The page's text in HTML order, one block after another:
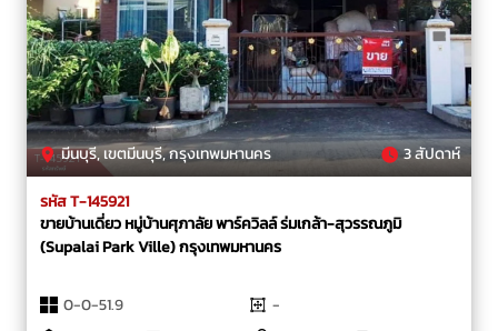
มีนบุรี, เขตมีนบุรี, กรุงเทพมหานคร 3 สัปดาห์
รหัส T-145921
ขายบ้านเดี่ยว หมู่บ้านศุภาลัย พาร์ควิลล์ ร่มเกล้า-สุวรรณภูมิ
(Supalai Park Ville) กรุงเทพมหานคร
0-0-51.9
-